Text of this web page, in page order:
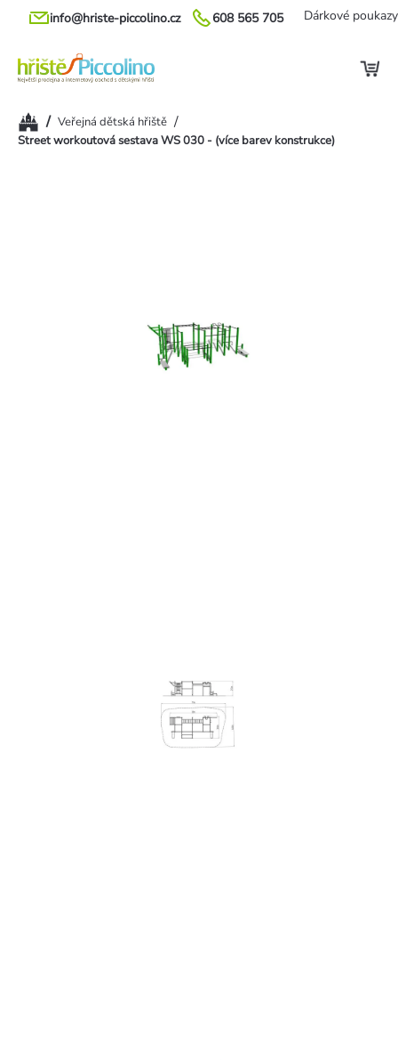
Přejít
608 565 705
info@hriste-piccolino.cz Dárkové poukazy
Domů/ Veřejná dětská hřiště /
Street workoutová sestava WS 030 - (více barev konstrukce)